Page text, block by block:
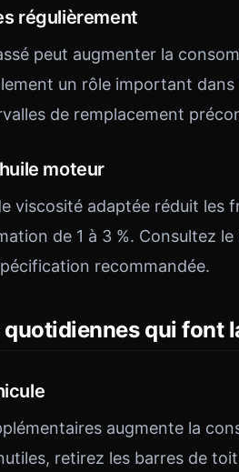
régulièrement
peut augmenter la
un rôle important dans
de remplacement
moteur
viscosité adaptée réduit
de 1 à 3 %. Consultez
recommandée.
quotidiennes qui font
augmente la
retirez les barres de